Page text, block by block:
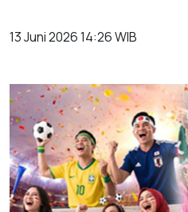
13 Juni 2026 14:26 WIB